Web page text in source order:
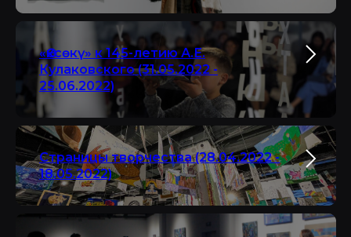
«Өксөкү» к 145-летию А.Е.
Кулаковского (31.05.2022 -
25.06.2022)
Страницы творчества (28.04.2022 -
18.05.2022)